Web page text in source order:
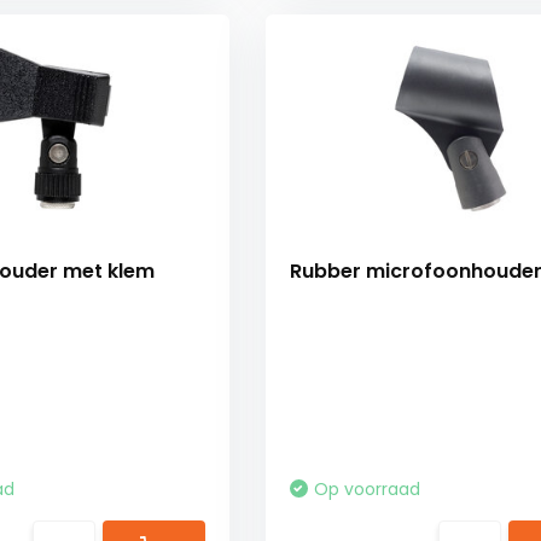
met klem Rubber microfoonhouder
Op voorraad